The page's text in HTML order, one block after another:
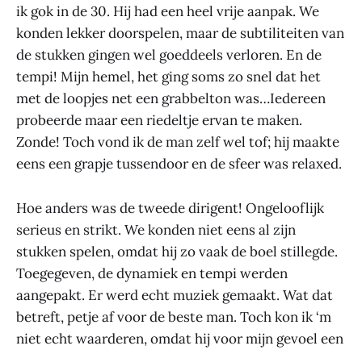
ik gok in de 30. Hij had een heel vrije aanpak. We
konden lekker doorspelen, maar de subtiliteiten van
de stukken gingen wel goeddeels verloren. En de
tempi! Mijn hemel, het ging soms zo snel dat het
met de loopjes net een grabbelton was…Iedereen
probeerde maar een riedeltje ervan te maken.
Zonde! Toch vond ik de man zelf wel tof; hij maakte
eens een grapje tussendoor en de sfeer was relaxed.
Hoe anders was de tweede dirigent! Ongelooflijk
serieus en strikt. We konden niet eens al zijn
stukken spelen, omdat hij zo vaak de boel stillegde.
Toegegeven, de dynamiek en tempi werden
aangepakt. Er werd echt muziek gemaakt. Wat dat
betreft, petje af voor de beste man. Toch kon ik ‘m
niet echt waarderen, omdat hij voor mijn gevoel een